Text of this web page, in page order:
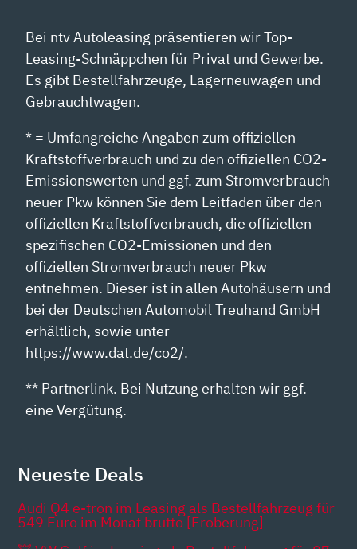
Bei ntv Autoleasing präsentieren wir Top-
Leasing-Schnäppchen für Privat und Gewerbe.
Es gibt Bestellfahrzeuge, Lagerneuwagen und
Gebrauchtwagen.
* = Umfangreiche Angaben zum offiziellen
Kraftstoffverbrauch und zu den offiziellen CO2-
Emissionswerten und ggf. zum Stromverbrauch
neuer Pkw können Sie dem Leitfaden über den
offiziellen Kraftstoffverbrauch, die offiziellen
spezifischen CO2-Emissionen und den
offiziellen Stromverbrauch neuer Pkw
entnehmen. Dieser ist in allen Autohäusern und
bei der Deutschen Automobil Treuhand GmbH
erhältlich, sowie unter
https://www.dat.de/co2/.
** Partnerlink. Bei Nutzung erhalten wir ggf.
eine Vergütung.
Neueste Deals
Audi Q4 e-tron im Leasing als Bestellfahrzeug für
549 Euro im Monat brutto [Eroberung]